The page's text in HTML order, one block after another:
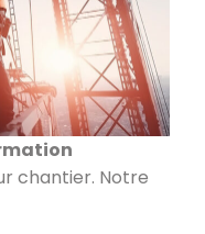
chantier. Notre